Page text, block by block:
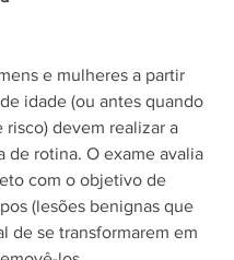
e mulheres a partir
idade (ou antes quando
risco) devem realizar a
de rotina. O exame avalia
com o objetivo de
(lesões benignas que
de se transformarem em